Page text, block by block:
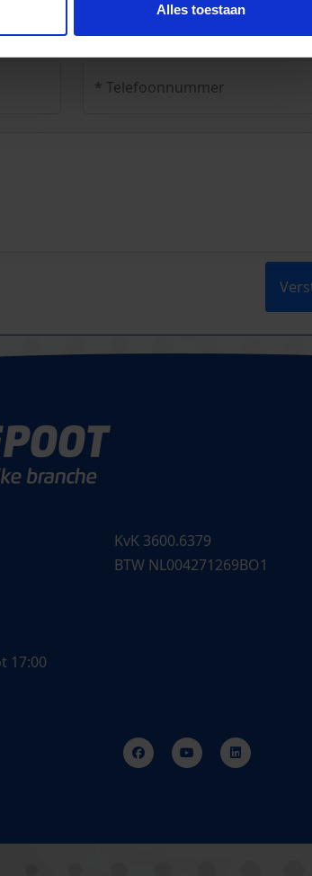
Alles toestaan
17:00
KvK 3600.6379
BTW NL004271269BO1